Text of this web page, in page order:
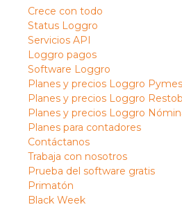
Crece con todo
Status Loggro
Servicios API
Loggro pagos
Software Loggro
Planes y precios Loggro Pymes
Planes y precios Loggro
Planes y precios Loggro
Planes para contadores
Contáctanos
Trabaja con nosotros
Prueba del software gratis
Primatón
Black Week